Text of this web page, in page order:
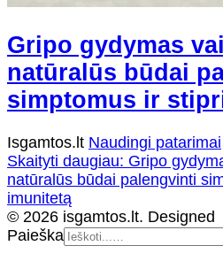
Gripo gydymas
natūralūs būdai
simptomus ir
Isgamtos.lt Naudingi patarimai
Skaityti daugiau: Gripo
natūralūs būdai palengvinti
imunitetą
© 2026 isgamtos.lt. Designed
Paieška